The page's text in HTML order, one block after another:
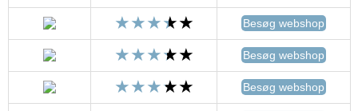
Besøg webshop
Besøg webshop
Besøg webshop